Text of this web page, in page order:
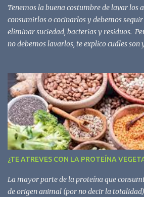
a través de sinónimos. Hay decenas y, en
combinados ...
Tenemos la buena costumbre de lavar los
consumirlos o cocinarlos y debemos
eliminar suciedad, bacterias y residuos.
no debemos lavarlos, te explico cuáles son
contaminar utensilios de cocina u otros
consumir sin cocinar. Esta bacteria se
al cocinar los alimentos (<42ºC). - El
con la carne, al lavar esparcimos las
contaminamos el fregadero. - El huevo: el
cáscara es muy porosa y al humedecerla
permeable con lo cual todas las bacterias
pasan al huevo contaminándolo. La más
Salmonela. Si el huevo está muy sucio
de cocinarlo o limpiarlo con un trapo
¿TE ATREVES CON LA PROTEÍNA
La mayor parte de la proteína que
de origen animal (por no decir la